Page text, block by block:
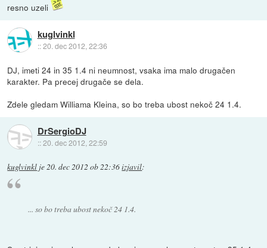
resno uzeli
kuglvinkl
::20. dec 2012, 22:36
DJ, imeti 24 in 35 1.4 ni neumnost, vsaka ima malo drugačen
karakter. Pa precej drugače se dela.
Zdele gledam Williama Kleina, so bo treba ubost nekoč 24 1.4.
DrSergioDJ
::20. dec 2012, 22:59
kuglvinkl je20. dec 2012 ob 22:36izjavil:
... so bo treba ubost nekoč 24 1.4.